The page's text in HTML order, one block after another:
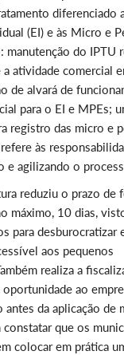
diferenciado
(EI) e às Micro e
manutenção do IPTU
atividade comercial
de alvará de
para o EI e MPEs;
registro das micro e
às
e agilizando o
reduziu o prazo de
máximo, 10 dias,
para desburocratizar
aos pequenos
realiza a
ao
antes da aplicação de
que os
colocar em prática